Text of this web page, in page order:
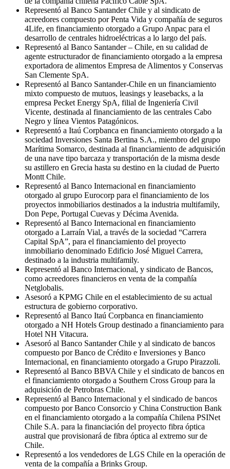
Representó al Banco Santander Chile y al sindicato de
acreedores compuesto por Penta Vida y compañía de seguros
4Life, en financiamiento otorgado a Grupo Anpac para el
desarrollo de centrales hidroeléctricas a lo largo del país.
Representó al Banco Santander – Chile, en su calidad de
agente estructurador de financiamiento otorgado a la empresa
exportadora de alimentos Empresa de Alimentos y Conservas
San Clemente SpA.
Representó al Banco Santander-Chile en un financiamiento
mixto compuesto de mutuos, leasings y leasebacks, a la
empresa Pecket Energy SpA, filial de Ingeniería Civil
Vicente, destinada al financiamiento de las centrales Cabo
Negro y línea Vientos Patagónicos.
Representó a Itaú Corpbanca en financiamiento otorgado a la
sociedad Inversiones Santa Bertina S.A., miembro del grupo
Marítima Somarco, destinada al financiamiento de adquisición
de una nave tipo barcaza y transportación de la misma desde
su astillero en Grecia hasta su destino en la ciudad de Puerto
Montt Chile.
Representó al Banco Internacional en financiamiento
otorgado al grupo Eurocorp para el financiamiento de los
proyectos inmobiliarios destinados a la industria multifamily,
Don Pepe, Portugal Cuevas y Décima Avenida.
Representó al Banco Internacional en financiamiento
otorgado a Larraín Vial, a través de la sociedad “Carrera
Capital SpA”, para el financiamiento del proyecto
inmobiliario denominado Edificio José Miguel Carrera,
destinado a la industria multifamily.
Representó al Banco Internacional, y sindicato de Bancos,
como acreedores financieros en venta de la compañía
Netglobalis.
Asesoró a KPMG Chile en el establecimiento de su actual
estructura de gobierno corporativo.
Representó al Banco Itaú Corpbanca en financiamiento
otorgado a NH Hotels Group destinado a financiamiento para
Hotel NH Vitacura.
Asesoró al Banco Santander Chile y al sindicato de bancos
compuesto por Banco de Crédito e Inversiones y Banco
Internacional, en financiamiento otorgado a Grupo Pirazzoli.
Representó al Banco BBVA Chile y el sindicato de bancos en
el financiamiento otorgado a Southern Cross Group para la
adquisición de Petrobras Chile.
Representó al Banco Internacional y el sindicado de bancos
compuesto por Banco Consorcio y China Construction Bank
en el financiamiento otorgado a la compañía Chilena PSINet
Chile S.A. para la financiación del proyecto fibra óptica
austral que provisionará de fibra óptica al extremo sur de
Chile.
Representó a los vendedores de LGS Chile en la operación de
venta de la compañía a Brinks Group.